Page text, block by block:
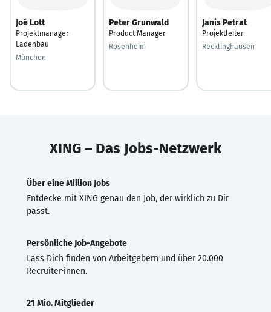
Joé Lott
Projektmanager
Ladenbau
München
Peter Grunwald
Product Manager
Rosenheim
Janis Petrat
Projektleiter
Recklinghausen
XING – Das Jobs-Netzwerk
Über eine Million Jobs
Entdecke mit XING genau den Job, der wirklich zu Dir
passt.
Persönliche Job-Angebote
Lass Dich finden von Arbeitgebern und über 20.000
Recruiter·innen.
21 Mio. Mitglieder